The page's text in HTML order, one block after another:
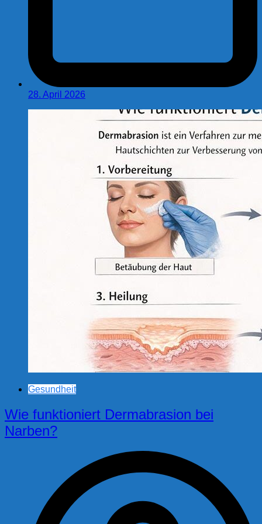
28. April 2026
Gesundheit
Wie funktioniert Dermabrasion bei
Narben?